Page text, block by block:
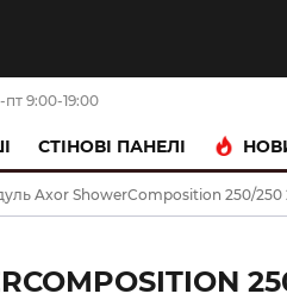
9:00-19:00
CТІНОВІ ПАНЕЛІ
Axor ShowerComposition 250/